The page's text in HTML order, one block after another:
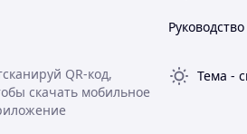
QR-код,
скачать мобильное
Тема -